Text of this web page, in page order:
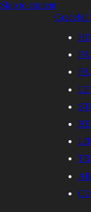
Skip to content
Graceful